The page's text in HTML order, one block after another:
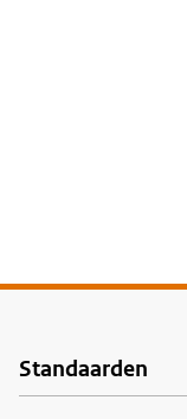
Voet
Standaarden